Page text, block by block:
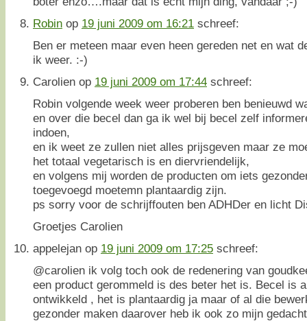
Robin op 19 juni 2009 om 16:21 schreef:
Ben er meteen maar even heen gereden net en wat
ik weer. :-)
Carolien op 19 juni 2009 om 17:44 schreef:
Robin volgende week weer proberen ben benieuwd
en over die becel dan ga ik wel bij becel zelf
indoen,
en ik weet ze zullen niet alles prijsgeven maar ze
het totaal vegetarisch is en diervriendelijk,
en volgens mij worden de producten om iets
toegevoegd moetemn plantaardig zijn.
ps sorry voor de schrijffouten ben ADHDer en licht
Groetjes Carolien
appelejan op 19 juni 2009 om 17:25 schreef:
@carolien ik volg toch ook de redenering van
een product gerommeld is des beter het is. Becel is
ontwikkeld , het is plantaardig ja maar of al die
gezonder maken daarover heb ik ook zo mijn